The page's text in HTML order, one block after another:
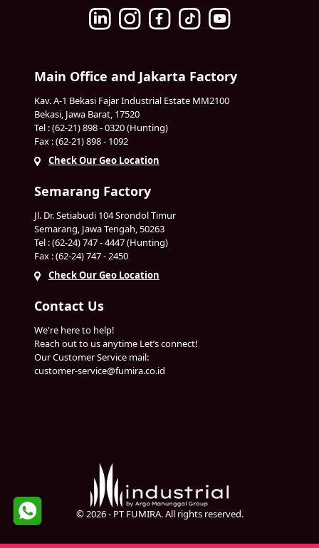
Main Office and Jakarta Factory
Kav. A-1 Bekasi Fajar Industrial Estate MM2100
Bekasi, Jawa Barat, 17520
Tel : (62-21) 898 - 0320 (Hunting)
Fax : (62-21) 898 - 1092
Check Our Geo Location
Semarang Factory
Jl. Dr. Setiabudi 104 Srondol Timur
Semarang, Jawa Tengah, 50263
Tel : (62-24) 747 - 4447 (Hunting)
Fax : (62-24) 747 - 2450
Check Our Geo Location
Contact Us
We're here to help!
Reach out to us anytime Let’s connect!
Our Customer Service mail:
customer-service@fumira.co.id
© 2026 - PT FUMIRA. All rights reserved.